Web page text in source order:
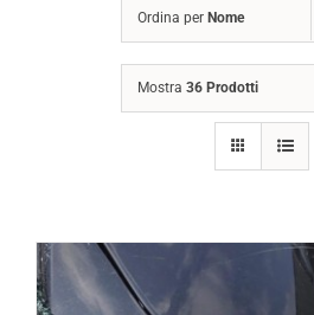
Ordina per Nome
Mostra 36 Prodotti